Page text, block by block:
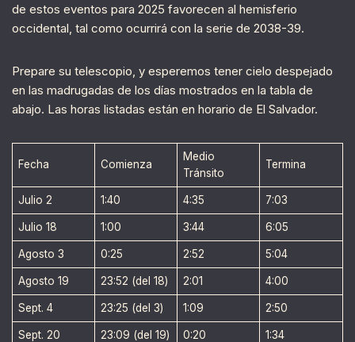
de estos eventos para 2025 favorecen al hemisferio
occidental, tal como ocurrirá con la serie de 2038-39.
Prepare su telescopio, y esperemos tener cielo despejado
en las madrugadas de los días mostrados en la tabla de
abajo. Las horas listadas están en horario de El Salvador.
Fecha Comienza
Medio
Tránsito
Termina
Julio 2 1:40 4:35 7:03
Julio 18 1:00 3:44 6:05
Agosto 3 0:25 2:52 5:04
Agosto 19 23:52 (del 18) 2:01 4:00
Sept. 4 23:25 (del 3) 1:09 2:50
Sept. 20 23:09 (del 19) 0:20 1:34